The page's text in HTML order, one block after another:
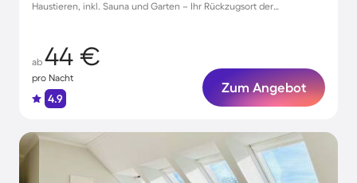
Haustieren, inkl. Sauna und Garten – Ihr Rückzugsort der
ab 44 €
pro Nacht
4.9
Zum Angebot